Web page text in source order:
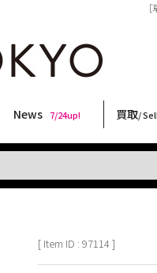
News 7/24up!
新着・おすすめ商品 9/7up!
フェア・イベント情報 7/24up!
お店からのお知らせ 6/1up!
買取/
買取ブ
買取専
古書 /
美術品
出張買
宅配買
店頭買
よくあ
[ Item ID : 97114 ]